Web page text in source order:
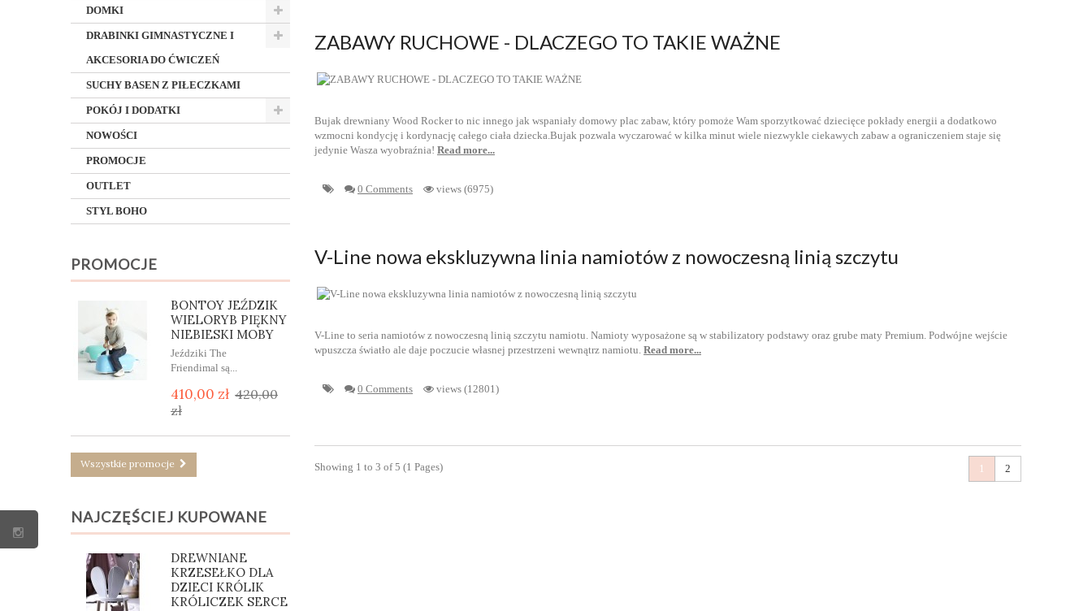
DOMKI
DRABINKI GIMNASTYCZNE I
AKCESORIA DO ĆWICZEŃ
SUCHY BASEN Z PIŁECZKAMI
POKÓJ I DODATKI
NOWOŚCI
PROMOCJE
OUTLET
STYL BOHO
PROMOCJE
BONTOY JEŹDZIK
WIELORYB PIĘKNY
NIEBIESKI MOBY
Jeździki The
Friendimal są...
410,00 zł 420,00
zł
Wszystkie promocje
NAJCZĘŚCIEJ KUPOWANE
DREWNIANE
KRZESEŁKO DLA
DZIECI KRÓLIK
KRÓLICZEK SERCE
ZABAWY RUCHOWE - DLACZEGO TO TAKIE WAŻNE
Bujak drewniany Wood Rocker to nic innego jak wspaniały domowy plac zabaw, który pomoże Wam sporzytkować dziecięce pokłady energii a dodatkowo
wzmocni kondycję i kordynację całego ciała dziecka.Bujak pozwala wyczarować w kilka minut wiele niezwykle ciekawych zabaw a ograniczeniem staje się
jedynie Wasza wyobraźnia! Read more...
0 Comments views (6975)
V-Line nowa ekskluzywna linia namiotów z nowoczesną linią szczytu
V-Line to seria namiotów z nowoczesną linią szczytu namiotu. Namioty wyposażone są w stabilizatory podstawy oraz grube maty Premium. Podwójne wejście
wpuszcza światło ale daje poczucie własnej przestrzeni wewnątrz namiotu. Read more...
0 Comments views (12801)
1 2
Showing 1 to 3 of 5 (1 Pages)